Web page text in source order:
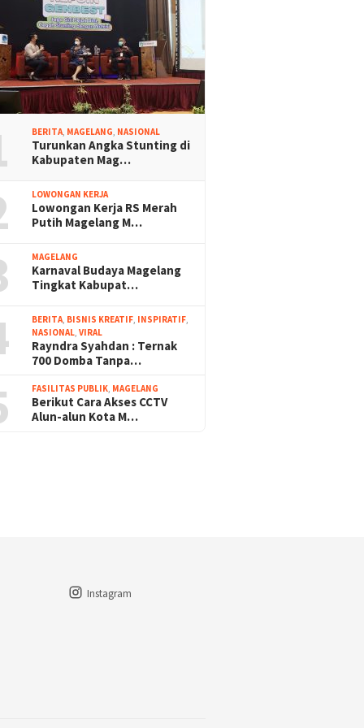
BERITA, MAGELANG, NASIONAL
Turunkan Angka Stunting di
Kabupaten Mag…
LOWONGAN KERJA
Lowongan Kerja RS Merah
Putih Magelang M…
MAGELANG
Karnaval Budaya Magelang
Tingkat Kabupat…
BERITA, BISNIS KREATIF, INSPIRATIF,
NASIONAL,VIRAL
Rayndra Syahdan : Ternak
700 Domba Tanpa…
FASILITAS PUBLIK, MAGELANG
Berikut Cara Akses CCTV
Alun-alun Kota M…
Instagram